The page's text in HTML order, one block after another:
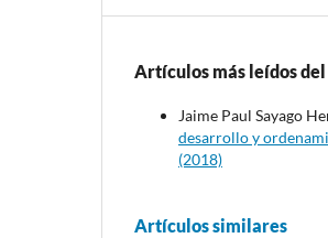
Artículos más leídos
Jaime Paul Sayago
desarrollo y
(2018)
Artículos similares